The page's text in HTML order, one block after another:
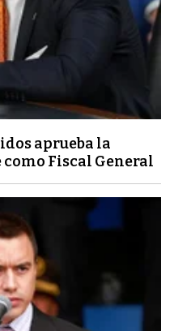
aprueba la
Fiscal General